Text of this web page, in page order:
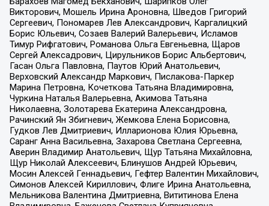
Викторович, Мошель Ирина Ароновна, Шведов Григорий
Сергеевич, Пономарев Лев Александрович, Каргалицкий
Борис Юльевич, Созаев Валерий Валерьевич, Исламов
Тимур Рифгатович, Романова Ольга Евгеньевна, Щаров
Сергей Алексадрович, Цирульников Борис Альбертович,
Гасан Ольга Павловна, Паутов Юрий Анатольевич,
Верховский Александр Маркович, Пислакова-Паркер
Марина Петровна, Кочеткова Татьяна Владимировна,
Чуркина Наталья Валерьевна, Акимова Татьяна
Николаевна, Золотарева Екатерина Александровна,
Рачинский Ян Збигневич, Жемкова Елена Борисовна,
Гудков Лев Дмитриевич, Илларионова Юлия Юрьевна,
Саранг Анна Васильевна, Захарова Светлана Сергеевна,
Аверин Владимир Анатольевич, Щур Татьяна Михайловна,
Щур Николай Алексеевич, Блинушов Андрей Юрьевич,
Мосин Алексей Геннадьевич, Гефтер Валентин Михайлович,
Симонов Алексей Кириллович, Флиге Ирина Анатольевна,
Мельникова Валентина Дмитриевна, Вититинова Елена